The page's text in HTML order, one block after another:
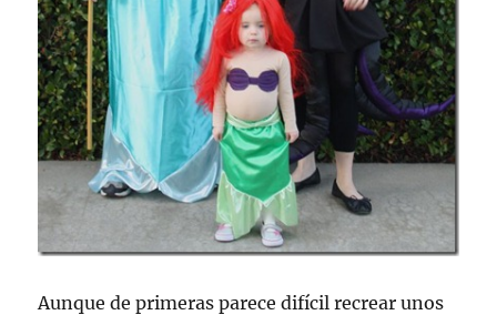
Aunque de primeras parece difícil recrear unos